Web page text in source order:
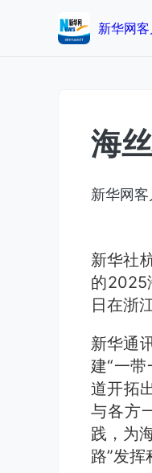
新华网
海
新华网客
新华社
的2025
日在浙
新华通
建“一
道开拓
与各方
践，为
路”发挥